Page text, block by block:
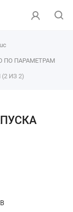
ПО ПАРАМЕТРАМ
ИЗ 2)